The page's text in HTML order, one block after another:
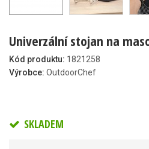
Univerzální stojan na
Kód produktu: 1821258
Výrobce: OutdoorChef
SKLADEM